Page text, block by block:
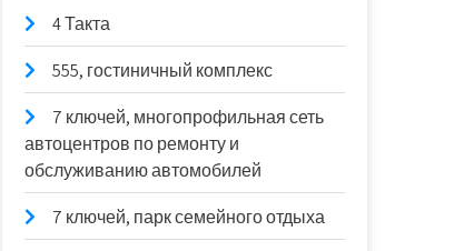
4 Такта
555, гостиничный комплекс
7 ключей, многопрофильная сеть
автоцентров по ремонту и
обслуживанию автомобилей
7 ключей, парк семейного отдыха